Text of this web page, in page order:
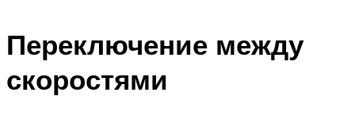
Переключение между
скоростями